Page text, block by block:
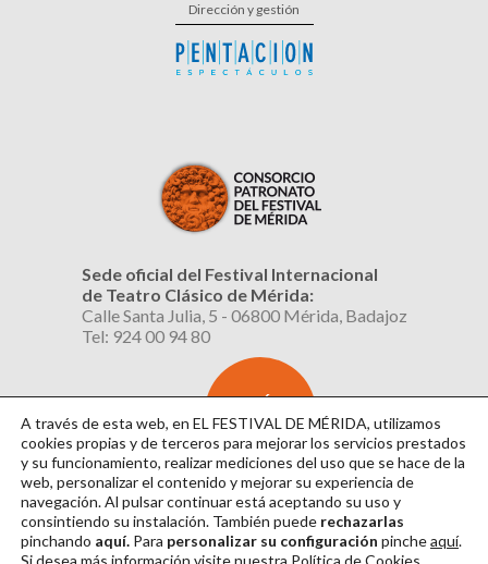
Dirección y gestión
Sede oficial del Festival Internacional
de Teatro Clásico de Mérida:
Calle Santa Julia, 5 - 06800 Mérida, Badajoz
Tel: 924 00 94 80
SUSCRÍBETE
AL BOLETÍN
A través de esta web, en EL FESTIVAL DE MÉRIDA, utilizamos
cookies propias y de terceros para mejorar los servicios prestados
y su funcionamiento, realizar mediciones del uso que se hace de la
web, personalizar el contenido y mejorar su experiencia de
navegación. Al pulsar continuarestá aceptando su uso y
consintiendo su instalación. También puede rechazarlas
pinchando aquí. Para personalizar su configuración pincheaquí.
Si desea más información visite nuestra Política de Cookies